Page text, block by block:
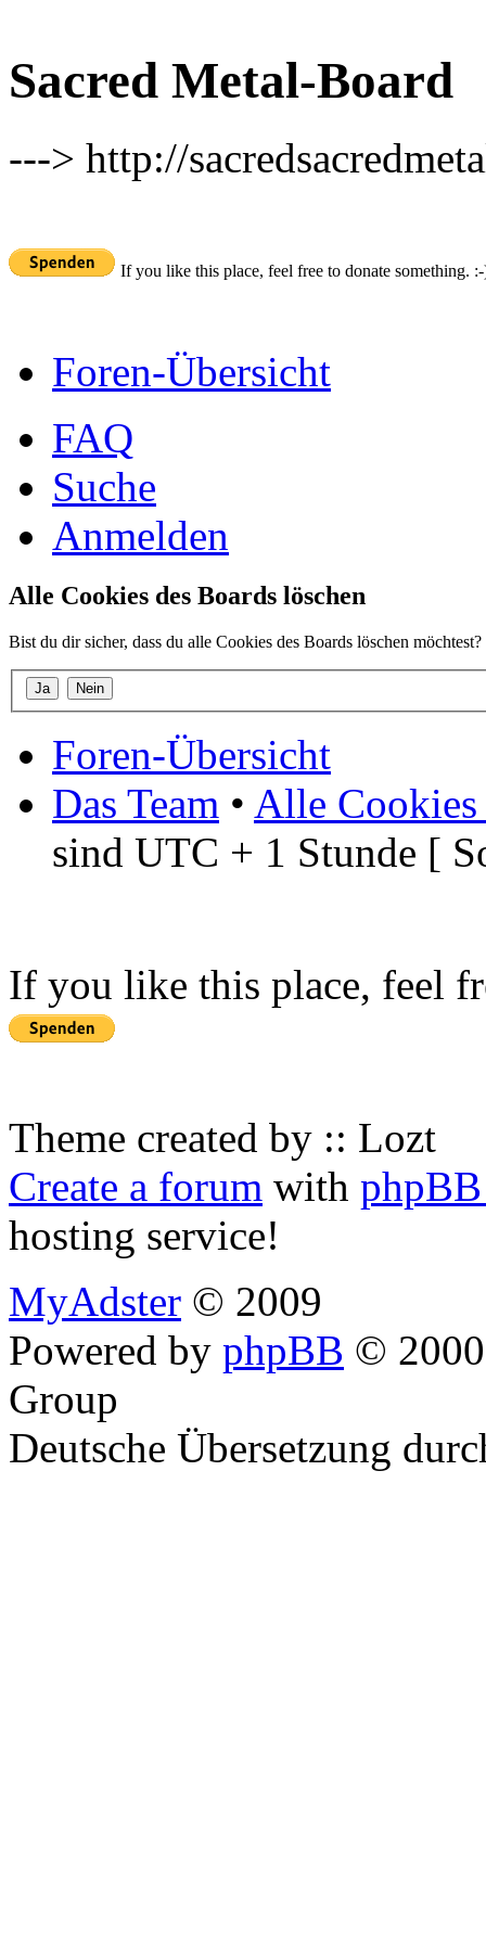
Sacred Metal-Board
---> http://
If you like this place, feel free to donate something.
Foren-Übersicht
FAQ
Suche
Anmelden
Alle Cookies des Boards löschen
Bist du dir sicher, dass du alle Cookies des Boards löschen möchtest?
Foren-Übersicht
Das Team • Alle Cookies
sind UTC + 1 Stunde [
If you like this place, feel
Theme created by :: Lozt
Create a forum with
hosting service!
MyAdster © 2009
Powered by phpBB ©
Group
Deutsche Übersetzung